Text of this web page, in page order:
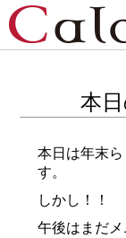
本
本日は年末
す。
しかし！！
午後はまだ